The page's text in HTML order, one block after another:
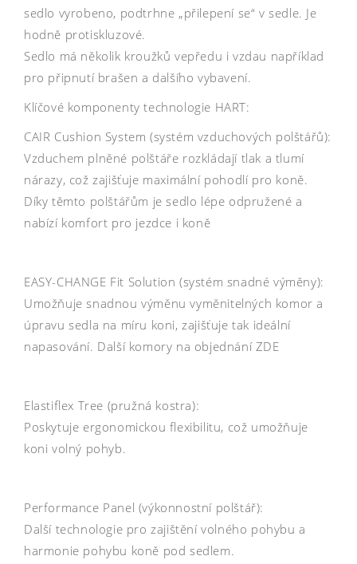
sedlo vyrobeno, podtrhne „přilepení se“ v sedle. Je
hodně protiskluzové.
Sedlo má několik kroužků vepředu i vzdau například
pro připnutí brašen a dalšího vybavení.
Klíčové komponenty technologie HART:
CAIR Cushion System (systém vzduchových polštářů):
Vzduchem plněné polštáře rozkládají tlak a tlumí
nárazy, což zajišťuje maximální pohodlí pro koně.
Díky těmto polštářům je sedlo lépe odpružené a
nabízí komfort pro jezdce i koně
EASY-CHANGE Fit Solution (systém snadné výměny):
Umožňuje snadnou výměnu vyměnitelných komor a
úpravu sedla na míru koni, zajišťuje tak ideální
napasování. Další komory na objednání ZDE
Elastiflex Tree (pružná kostra):
Poskytuje ergonomickou flexibilitu, což umožňuje
koni volný pohyb.
Performance Panel (výkonnostní polštář):
Další technologie pro zajištění volného pohybu a
harmonie pohybu koně pod sedlem.